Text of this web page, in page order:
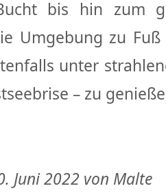
bis hin zum
Umgebung zu
unter
– zu
Juni 2022 von Malte